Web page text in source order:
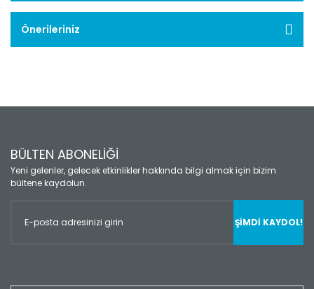
Önerileriniz
BÜLTEN ABONELİĞİ
Yeni gelenler, gelecek etkinlikler hakkında bilgi almak için bizim
bültene kaydolun.
ŞİMDİ KAYDOL!